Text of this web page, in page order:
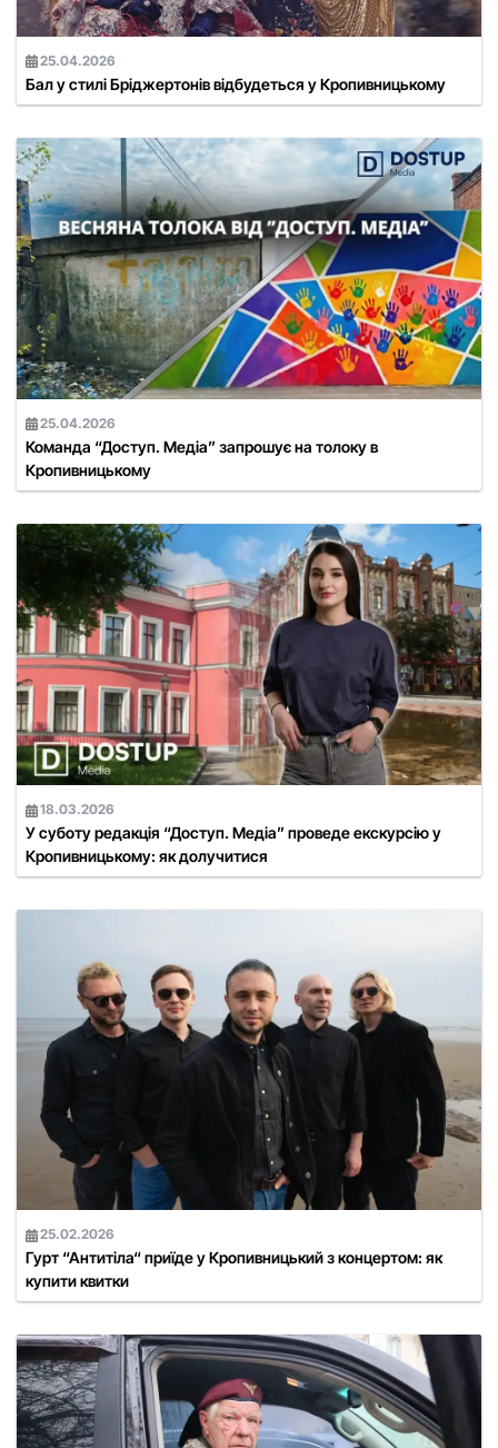
25.04.2026
Бал у стилі Бріджертонів відбудеться у Кропивницькому
25.04.2026
Команда “Доступ. Медіа” запрошує на толоку в
Кропивницькому
18.03.2026
У суботу редакція “Доступ. Медіа” проведе екскурсію у
Кропивницькому: як долучитися
25.02.2026
Гурт “Антитіла“ приїде у Кропивницький з концертом: як
купити квитки